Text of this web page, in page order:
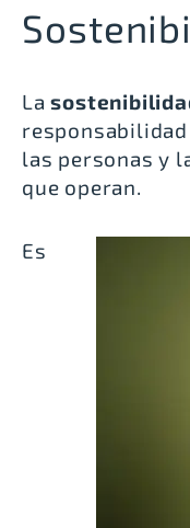
La
las personas y
que operan.
Es